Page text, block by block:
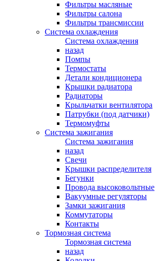
Фильтры масляные
Фильтры салона
Фильтры трансмиссии
Система охлаждения
Система охлаждения
назад
Помпы
Термостаты
Детали кондиционера
Крышки радиатора
Радиаторы
Крыльчатки вентилятора
Патрубки (под датчики)
Термомуфты
Система зажигания
Система зажигания
назад
Свечи
Крышки распределителя
Бегунки
Провода высоковольтные
Вакуумные регуляторы
Замки зажигания
Коммутаторы
Контакты
Тормозная система
Тормозная система
назад